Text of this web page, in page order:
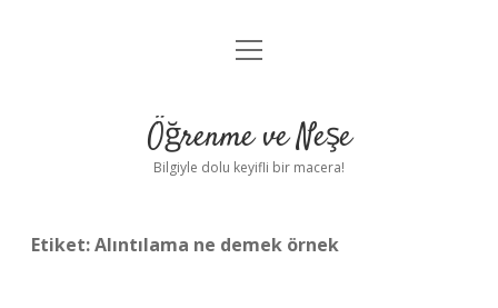
Anasayfa
Yasal Uyarı
menüyü
Öğrenme ve Neşe
Bilgiyle dolu keyifli bir macera!
Etiket:Alıntılama ne demek örnek